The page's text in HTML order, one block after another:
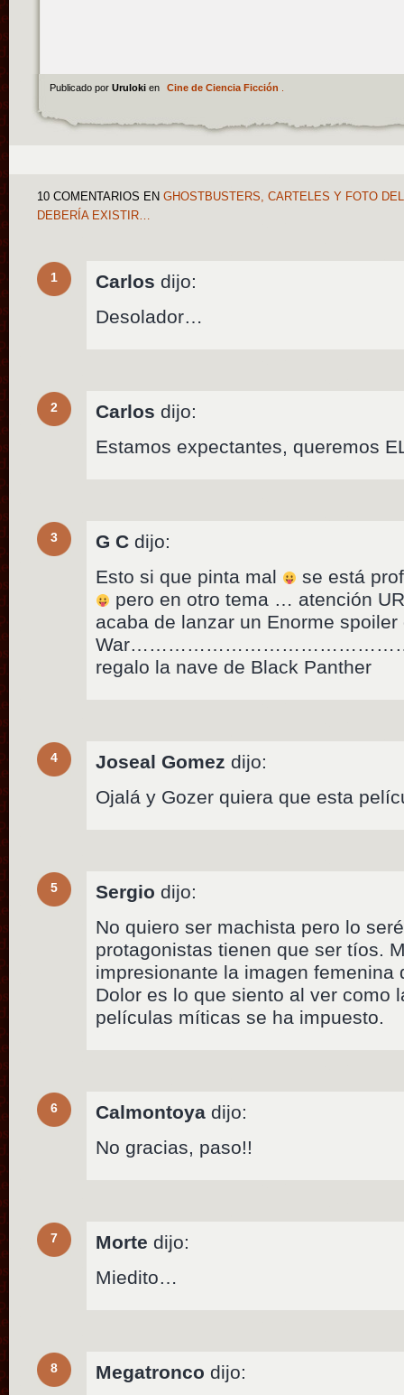
Publicado por Uruloki en Cine de Ciencia Ficción
10 COMENTARIOS EN GHOSTBUSTERS, CARTELES Y FOTO
DEBERÍA EXISTIR…
1 Carlos dijo:
Desolador…
2 Carlos dijo:
Estamos expectantes, queremos
3 G C dijo:
Esto si que pinta mal
se está
pero en otro tema … atención
acaba de lanzar un Enorme spoiler
regalo la nave de Black Panther
4 Joseal Gomez dijo:
Ojalá y Gozer quiera que esta
5 Sergio dijo:
No quiero ser machista pero lo
protagonistas tienen que ser tíos.
impresionante la imagen femenina
Dolor es lo que siento al ver como
películas míticas se ha impuesto.
6 Calmontoya dijo:
No gracias, paso!!
7 Morte dijo:
Miedito…
8 Megatronco dijo: